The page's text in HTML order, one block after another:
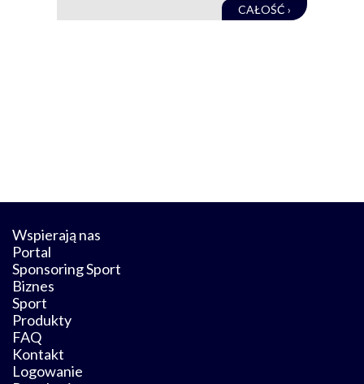
CAŁOŚĆ ›
Wspierają nas
Portal
Sponsoring Sport
Biznes
Sport
Produkty
FAQ
Kontakt
Logowanie